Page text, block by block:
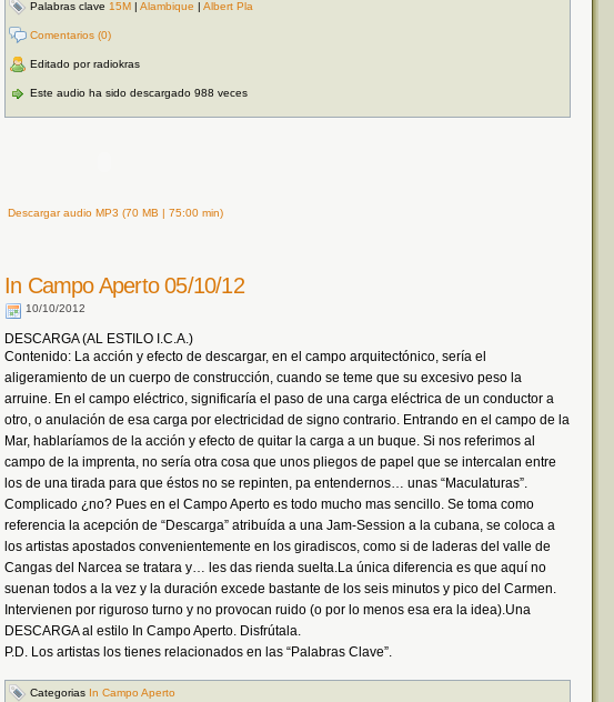
Palabras clave 15M | Alambique | Albert Pla
Comentarios (0)
Editado por radiokras
Este audio ha sido descargado 988 veces
Descargar audio MP3 (70 MB | 75:00 min)
In Campo Aperto 05/10/12
10/10/2012
DESCARGA (AL ESTILO I.C.A.)
Contenido: La acción y efecto de descargar, en el campo arquitectónico, sería el
aligeramiento de un cuerpo de construcción, cuando se teme que su excesivo peso la
arruine. En el campo eléctrico, significaría el paso de una carga eléctrica de un conductor a
otro, o anulación de esa carga por electricidad de signo contrario. Entrando en el campo de la
Mar, hablaríamos de la acción y efecto de quitar la carga a un buque. Si nos referimos al
campo de la imprenta, no sería otra cosa que unos pliegos de papel que se intercalan entre
los de una tirada para que éstos no se repinten, pa entendernos… unas “Maculaturas”.
Complicado ¿no? Pues en el Campo Aperto es todo mucho mas sencillo. Se toma como
referencia la acepción de “Descarga” atribuída a una Jam-Session a la cubana, se coloca a
los artistas apostados convenientemente en los giradiscos, como si de laderas del valle de
Cangas del Narcea se tratara y… les das rienda suelta.La única diferencia es que aquí no
suenan todos a la vez y la duración excede bastante de los seis minutos y pico del Carmen.
Intervienen por riguroso turno y no provocan ruido (o por lo menos esa era la idea).Una
DESCARGA al estilo In Campo Aperto. Disfrútala.
P.D. Los artistas los tienes relacionados en las “Palabras Clave”.
Categorias In Campo Aperto